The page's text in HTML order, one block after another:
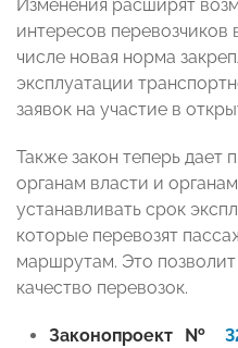
Изменения расширят
интересов перевозчиков
числе новая норма
эксплуатации
заявок на участие в
Также закон теперь дает
органам власти и
устанавливать срок
которые перевозят
маршрутам. Это
качество перевозок.
Законопроект №